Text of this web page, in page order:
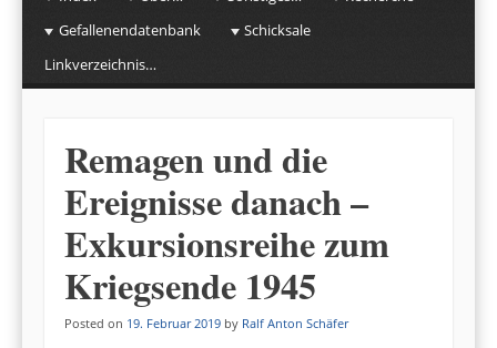
Gefallenendatenbank
Schicksale
Linkverzeichnis…
Remagen und die
Ereignisse danach –
Exkursionsreihe zum
Kriegsende 1945
Posted on 19. Februar 2019 by Ralf Anton Schäfer